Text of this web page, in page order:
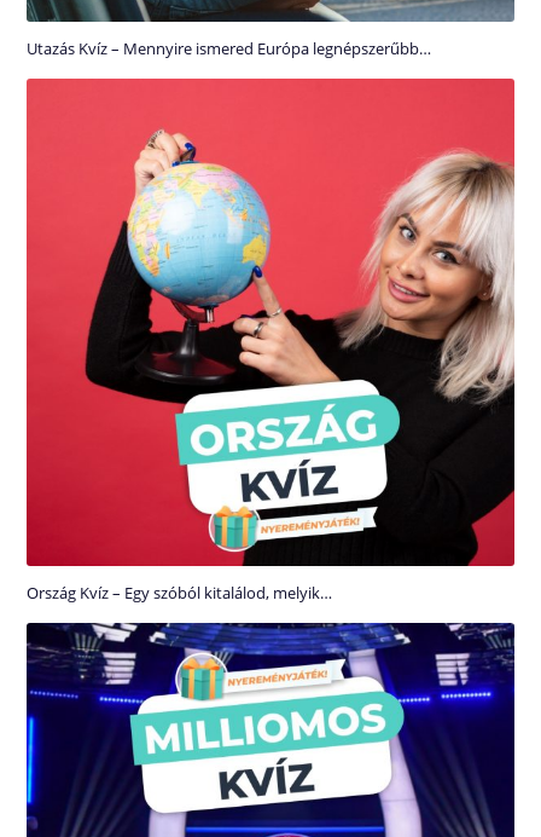
Utazás Kvíz – Mennyire ismered Európa legnépszerűbb…
Ország Kvíz – Egy szóból kitalálod, melyik…